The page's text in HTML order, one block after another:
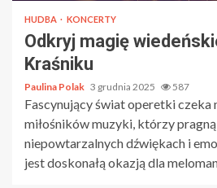
HUDBA KONCERTY
Odkryj magię
Kraśniku
Paulina Polak 3 grudnia 2025 587
Fascynujący świat operetki czeka
miłośników muzyki, którzy
niepowtarzalnych dźwiękach i
jest doskonałą okazją dla